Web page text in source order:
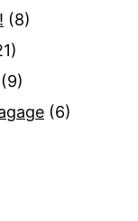
(8)
(9)
(6)